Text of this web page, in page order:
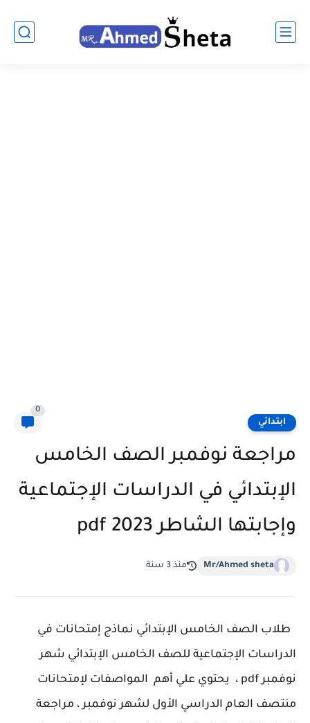
ابتدائي
0
مراجعة نوفمبر الصف الخامس
الإبتدائي في الدراسات الإجتماعية
وإجابتها الشاطر 2023 pdf
Mr/Ahmed sheta منذ 3 سنة
طلاب الصف الخامس الإبتدائي نماذج إمتحانات في
الدراسات الإجتماعية للصف الخامس الإبتدائي شهر
نوفمبر pdf ،
يحتوي علي أهم المواصفات لإمتحانات
منتصف العام الدراسي الأول لشهر نوفمبر ، مراجعة